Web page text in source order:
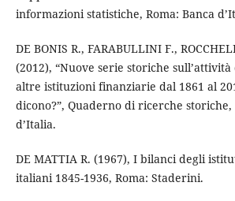
informazioni statistiche, Roma: Banca
DE BONIS R., FARABULLINI F.,
(2012), “Nuove serie storiche
altre istituzioni finanziarie dal 1861 al
dicono?”, Quaderno di ricerche storiche,
d’Italia.
DE MATTIA R. (1967), I bilanci degli
italiani 1845-1936, Roma: Staderini.